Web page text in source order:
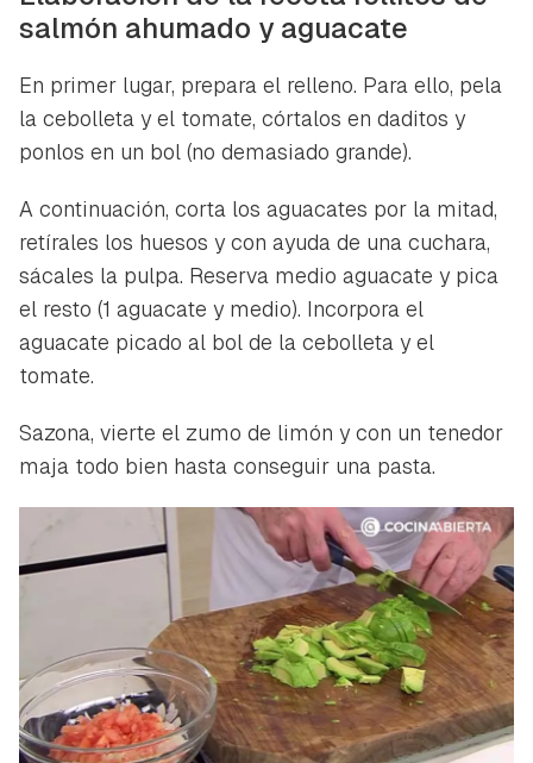
Guardar como favorito
Para poder guardar como favorito, primero has de
iniciar sesión con tu cuenta de Hogarmanía.
salmón ahumado y aguacate
En primer lugar, prepara el relleno. Para ello, pela
la cebolleta y el tomate, córtalos en daditos y
ponlos en un bol (no demasiado grande).
A continuación, corta los aguacates por la mitad,
retírales los huesos y con ayuda de una cuchara,
sácales la pulpa. Reserva medio aguacate y pica
el resto (1 aguacate y medio). Incorpora el
aguacate picado al bol de la cebolleta y el
tomate.
Sazona, vierte el zumo de limón y con un tenedor
maja todo bien hasta conseguir una pasta.
Contenido enviado
Gracias por suscribirte a nuestro boletín.